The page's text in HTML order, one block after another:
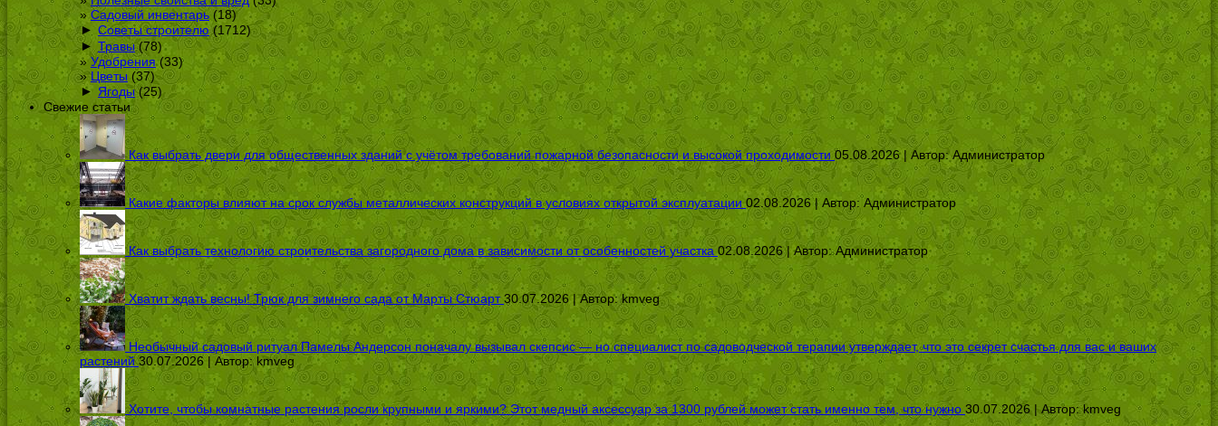
Садовый инвентарь(18)
► Советы строителю(1712)
► Травы(78)
Удобрения(33)
Цветы (37)
► Ягоды(25)
Свежие статьи
Как выбрать двери для общественных зданий с учётом требований пожарной безопасности и высокой проходимости 05.08.2026 | Автор:Администратор
Какие факторы влияют на срок службы металлических конструкций в условиях открытой эксплуатации 02.08.2026 | Автор:Администратор
Как выбрать технологию строительства загородного дома в зависимости от особенностей участка 02.08.2026 | Автор:Администратор
Хватит ждать весны! Трюк для зимнего сада от Марты Стюарт 30.07.2026 | Автор:kmveg
Необычный садовый ритуал Памелы Андерсон поначалу вызывал скепсис — но специалист по садоводческой терапии утверждает, что это секрет счастья для вас и ваших
растений 30.07.2026 | Автор:kmveg
Хотите, чтобы комнатные растения росли крупными и яркими? Этот медный аксессуар за 1300 рублей может стать именно тем, что нужно 30.07.2026 | Автор:kmveg